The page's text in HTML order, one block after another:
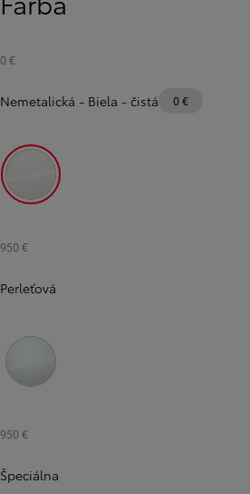
0 €
Nemetalická - Biela - čistá 0 €
Biela - čistá
950 €
Perleťová
950 €
Špeciálna